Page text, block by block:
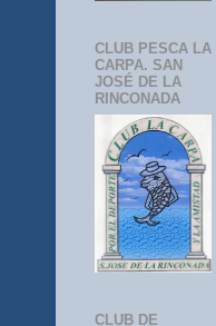
CLUB PESCA LA
CARPA. SAN
JOSÉ DE LA
RINCONADA
CLUB DE